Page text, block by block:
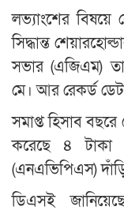
লভ্যাংশের বিষয়ে
সিদ্ধান্ত
সভার (এজিএম)
মে। আর রেকর্ড ডেট
সমাপ্ত হিসাব
করেছে ৪ টাকা
(এনএভিপিএস)
ডিএসই